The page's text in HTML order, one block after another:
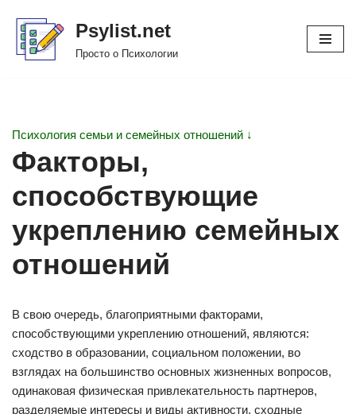
Перейти
Psylist.net
Просто о Психологии
Психология семьи и семейных отношений ↓
Факторы,
способствующие
укреплению семейных
отношений
В свою очередь, благоприятными факторами,
способствующими укреплению отношений, являются:
сходство в образовании, социальном положении, во
взглядах на большинство основных жизненных вопросов,
одинаковая физическая привлекательность партнеров,
разделяемые интересы и виды активности, сходные